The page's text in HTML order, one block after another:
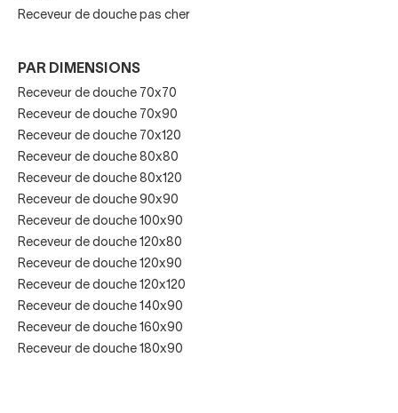
Les surfaces antidérapantes sont désormais
certifiées, pour une douche sûre même pieds mouillés.
L’écoulement optimisé, la bonde discrète et une pente
Les matériaux phares des
receveurs de douche design
Résine minérale et gelcoat
Receveur de douche pas cher
PAR DIMENSIONS
Receveur de douche 70x70
Receveur de douche 70x90​
Receveur de douche 70x120
Receveur de douche 80x80
Receveur de douche 80x120
Receveur de douche 90x90
Receveur de douche 100x90
Receveur de douche 120x80
Receveur de douche 120x90​
Receveur de douche 120x120​
Receveur de douche 140x90​
Receveur de douche 160x90
Receveur de douche 180x90​